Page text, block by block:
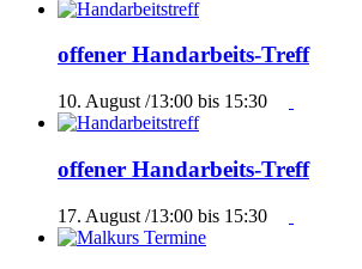
offener Handarbeits-Treff
10. August /13:00 bis 15:30
offener Handarbeits-Treff
17. August /13:00 bis 15:30